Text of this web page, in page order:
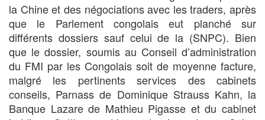
la Chine et des négociations avec les traders, après
que le Parlement congolais eut planché sur
différents dossiers sauf celui de la (SNPC). Bien
que le dossier, soumis au Conseil d’administration
du FMI par les Congolais soit de moyenne facture,
malgré les pertinents services des cabinets
conseils, Parnass de Dominique Strauss Kahn, la
Banque Lazare de Mathieu Pigasse et du cabinet